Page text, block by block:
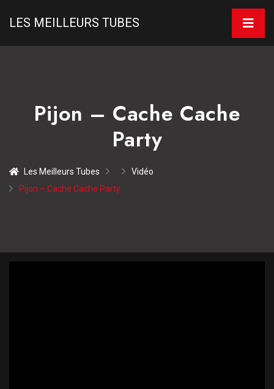
LES MEILLEURS TUBES
Pijon – Cache Cache
Party
Les Meilleurs Tubes
Vidéo
Pijon – Cache Cache Party